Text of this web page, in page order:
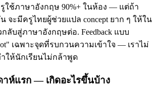
ใช้ภาษาอังกฤษ 90%+ ในห้อง — แต่ถ้า
จะมีครูไทยผู้ช่วยแปล concept ยาก ๆ ให้ใน
ลับสู่ภาษาอังกฤษต่อ. Feedback แบบ
เฉพาะจุดที่รบกวนความเข้าใจ — เราไม่
ให้นักเรียนไม่กล้าพูด
าห์แรก — เกิดอะไรขึ้นบ้าง